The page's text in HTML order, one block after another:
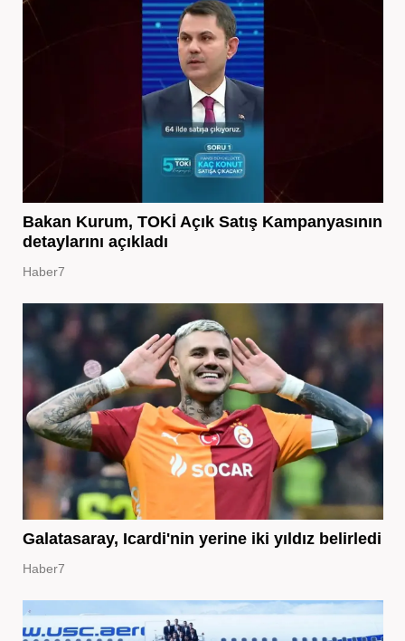
Bakan Kurum, TOKİ Açık Satış Kampanyasının
detaylarını açıkladı
Haber7
Galatasaray, Icardi'nin yerine iki yıldız belirledi
Haber7